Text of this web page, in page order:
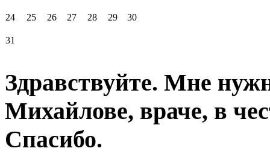
24 25 26 27 28 29 30
31
Здравствуйте. Мне
Михайлове, враче, в
Спасибо.